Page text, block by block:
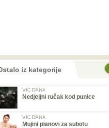
iz kategorije
VIC DANA
Nedjeljni ručak kod punice
VIC DANA
Mujini planovi za subotu